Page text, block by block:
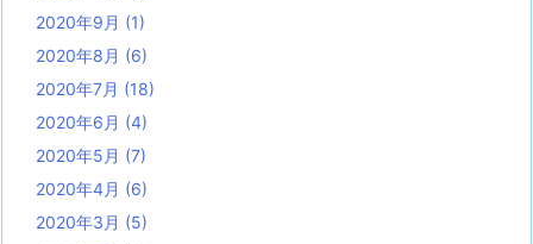
2020年9月 (1)
2020年8月 (6)
2020年7月 (18)
2020年6月 (4)
2020年5月 (7)
2020年4月 (6)
2020年3月 (5)